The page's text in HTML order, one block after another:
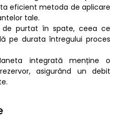
eficient metoda de aplicare
tale.
de purtat în spate, ceea ce
pe durata întregului proces
integrată menține o
asigurând un debit